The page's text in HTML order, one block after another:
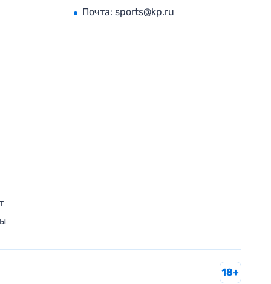
Почта: sports@kp.ru
18+